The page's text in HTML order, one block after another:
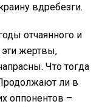
вдребезги.
отчаянного и
эти жертвы,
Что тогда
ли в
оппонентов –